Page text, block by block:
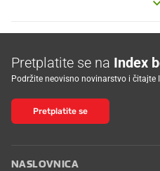
Pretplatite se na Index
Podržite neovisno novinarstvo i čitajte
Pretplatite se
NASLOVNICA